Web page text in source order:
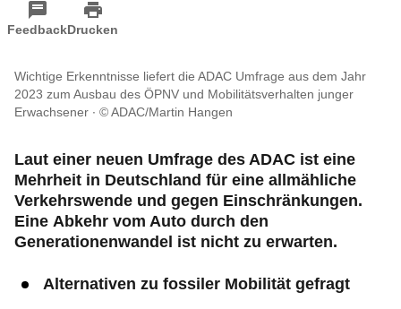
FeedbackDrucken
Wichtige Erkenntnisse liefert die ADAC Umfrage aus dem Jahr
2023 zum Ausbau des ÖPNV und Mobilitätsverhalten junger
Erwachsener
© ADAC/Martin Hangen
Laut einer neuen Umfrage des ADAC ist eine
Mehrheit in Deutschland für eine allmähliche
Verkehrswende und gegen Einschränkungen.
Eine Abkehr vom Auto durch den
Generationenwandel ist nicht zu erwarten.
Alternativen zu fossiler Mobilität gefragt